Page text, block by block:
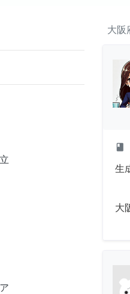
大阪
class
生
大